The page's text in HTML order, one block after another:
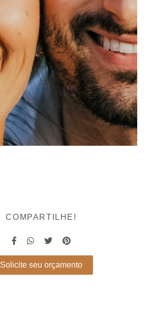
COMPARTILHE!
Solicite seu orçamento